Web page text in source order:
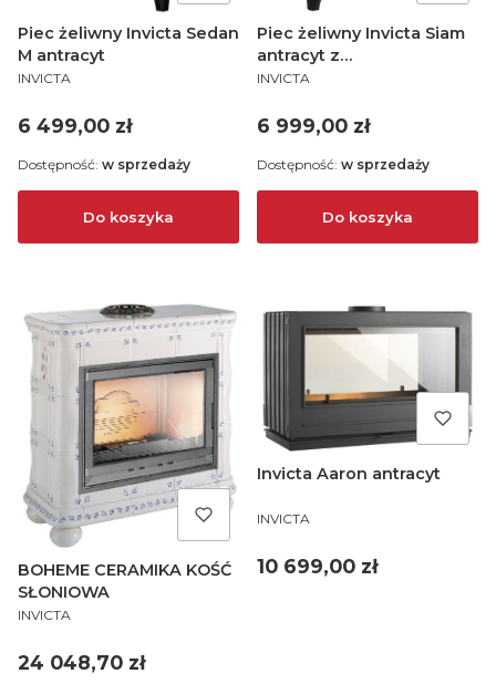
Piec żeliwny Invicta Sedan
M antracyt
PRODUCENT
INVICTA
Cena
6 499,00 zł
Do koszyka
Dostępność: w sprzedaży
Piec żeliwny Invicta Siam
antracyt z
doprowadzeniem
PRODUCENT
INVICTA
Cena
6 999,00 zł
Do koszyka
Dostępność: w sprzedaży
BOHEME CERAMIKA KOŚĆ
SŁONIOWA
PRODUCENT
INVICTA
Cena
24 048,70 zł
Invicta Aaron antracyt
PRODUCENT
INVICTA
Cena
10 699,00 zł